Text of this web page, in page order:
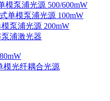
模泵浦光源 500/600mW
单模泵浦光源 100mW
泵浦光源 200mW
浦激光器
模光纤耦合光源